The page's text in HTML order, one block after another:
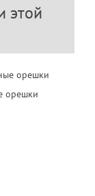
этой
орешки